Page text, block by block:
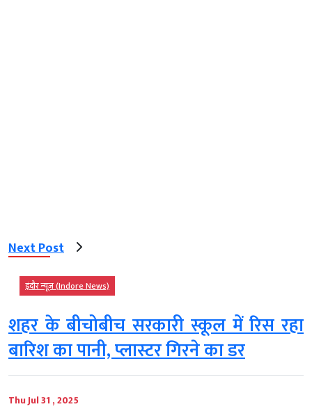
Next Post
इंदौर न्यूज़ (Indore News)
शहर के बीचोबीच सरकारी स्कूल में रिस रहा
बारिश का पानी, प्लास्टर गिरने का डर
Thu Jul 31 , 2025